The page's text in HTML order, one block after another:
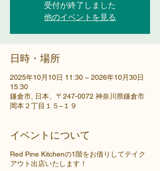
受付が終了しました
他のイベントを見る
日時・場所
2025年10月10日 11:30 – 2026年10月30日
15:30
鎌倉市, 日本、〒247-0072 神奈川県鎌倉市
岡本２丁目１５−１９
イベントについて
Red Pine Kitchenの1階をお借りしてテイク
アウト出店いたします！